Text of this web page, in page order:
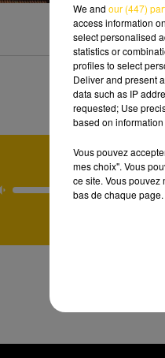
-
We and our (447)
access information
select personalised
statistics or
profiles to select
Deliver and present
data such as IP
requested; Use
based on
Vous pouvez
mes choix". Vous
ce site. Vous pouvez
bas de chaque page.